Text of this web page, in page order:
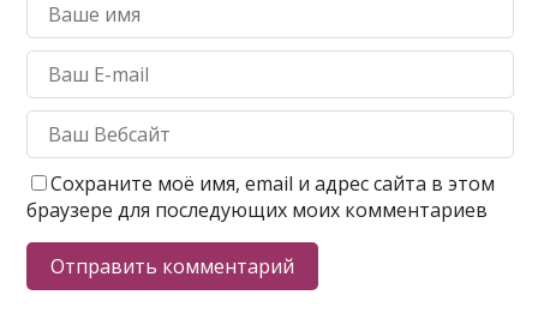
Сохраните моё имя, email и адрес сайта в этом
браузере для последующих моих комментариев